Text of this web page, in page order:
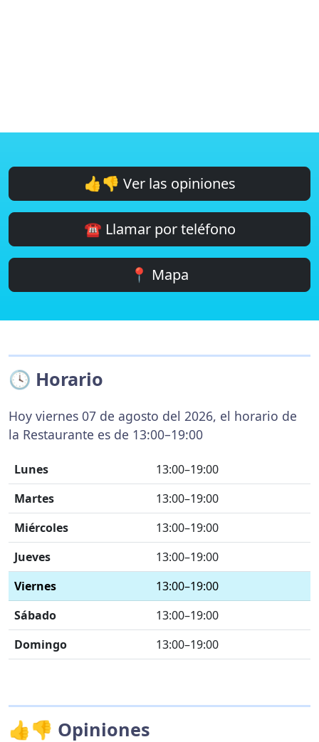
👍👎 Ver las opiniones
☎️ Llamar por teléfono
📍 Mapa
🕓 Horario
Hoy viernes 07 de agosto del 2026, el horario de
la Restaurante es de 13:00–19:00
Lunes
13:00–19:00
Martes
13:00–19:00
Miércoles
13:00–19:00
Jueves
13:00–19:00
Viernes
13:00–19:00
Sábado
13:00–19:00
Domingo
13:00–19:00
👍👎 Opiniones